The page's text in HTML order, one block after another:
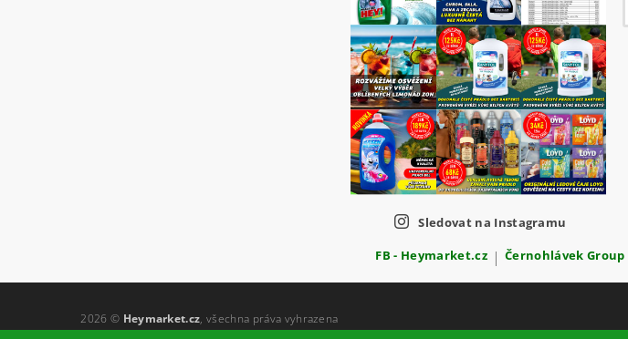
Sledovat na Instagramu
FB - Heymarket.cz | Černohlávek Group
2026 © Heymarket.cz, všechna práva vyhrazena